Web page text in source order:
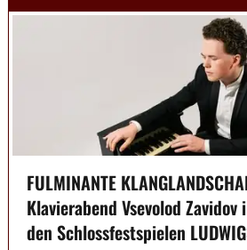
FULMINANTE
Klavierabend Vsevolod
den Schlossfestspielen